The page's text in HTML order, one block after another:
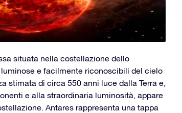
situata nella costellazione dello
e facilmente riconoscibili del cielo
stimata di circa 550 anni luce dalla Terra e,
e alla straordinaria luminosità, appare
Antares rappresenta una tappa